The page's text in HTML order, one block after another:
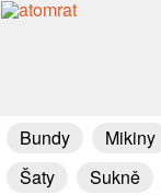
Bundy Mikiny
Šaty
Sukně